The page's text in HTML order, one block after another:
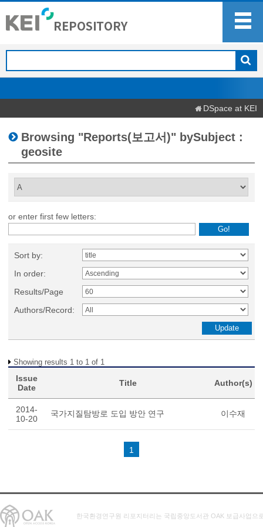
DSpace at KEI
Browsing "Reports(보고서)" bySubject :
geosite
or enter first few letters:
Sort by:
In order:
Results/Page
Authors/Record:
Showing results 1 to 1 of 1
Issue
Date
Title Author(s)
2014-
10-20
국가지질탐방로 도입 방안 연구 이수재
1
한국환경연구원 리포지터리는 국립중앙도서관 OAK 보급사업